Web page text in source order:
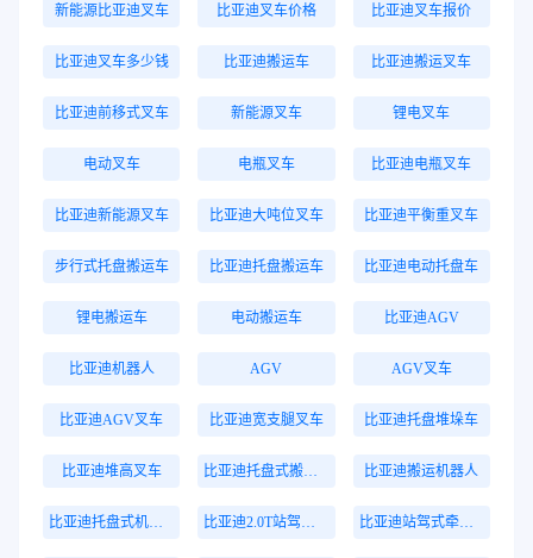
新能源比亚迪叉车 比亚迪叉车价格 比亚迪叉车报价
比亚迪叉车多少钱 比亚迪搬运车 比亚迪搬运叉车
比亚迪前移式叉车 新能源叉车 锂电叉车
电动叉车 电瓶叉车 比亚迪电瓶叉车
比亚迪新能源叉车 比亚迪大吨位叉车 比亚迪平衡重叉车
步行式托盘搬运车 比亚迪托盘搬运车 比亚迪电动托盘车
锂电搬运车 电动搬运车 比亚迪AGV
比亚迪机器人 AGV AGV叉车
比亚迪AGV叉车 比亚迪宽支腿叉车 比亚迪托盘堆垛车
比亚迪堆高叉车 比亚迪搬运机器人
比亚迪站驾式牵引车